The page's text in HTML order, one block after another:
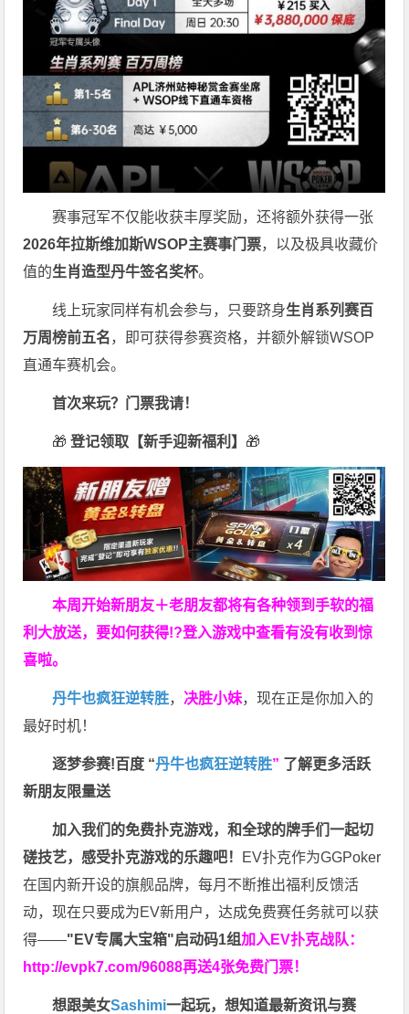
赛事冠军不仅能收获丰厚奖励，还将额外获得一张
2026年拉斯维加斯WSOP主赛事门票，以及极具收藏价
值的生肖造型丹牛签名奖杯。
线上玩家同样有机会参与，只要跻身生肖系列赛百
万周榜前五名，即可获得参赛资格，并额外解锁WSOP
直通车赛机会。
首次来玩？门票我请！
🎁 登记领取【新手迎新福利】 🎁
本周开始新朋友＋老朋友都将有各种领到手软的福
利大放送，要如何获得!?登入游戏中查看有没有收到惊
喜啦。
丹牛也疯狂逆转胜， 决胜小妹，现在正是你加入的
最好时机！
逐梦参赛!百度 “丹牛也疯狂逆转胜” 了解更多活跃
新朋友限量送
加入我们的免费扑克游戏，和全球的牌手们一起切
磋技艺，感受扑克游戏的乐趣吧！ EV扑克作为GGPoker
在国内新开设的旗舰品牌，每月不断推出福利反馈活
动，现在只要成为EV新用户，达成免费赛任务就可以获
得——"EV专属大宝箱"启动码1组加入EV扑克战队：
http://evpk7.com/96088再送4张免费门票！
想跟美女Sashimi一起玩，想知道最新资讯与赛